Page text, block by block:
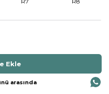
arasında